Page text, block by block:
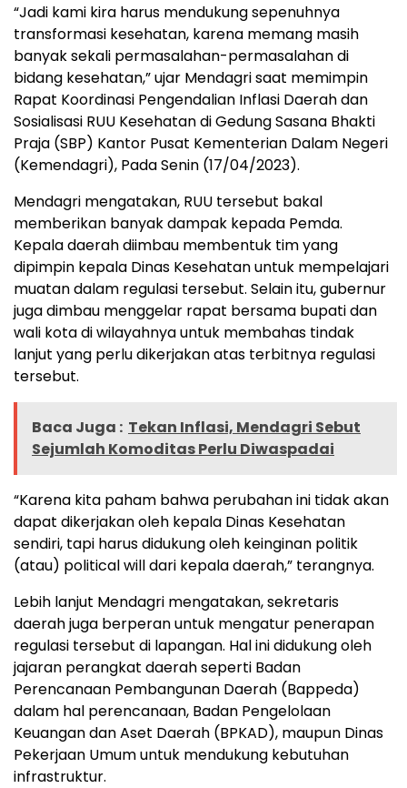
“Jadi kami kira harus mendukung sepenuhnya
transformasi kesehatan, karena memang masih
banyak sekali permasalahan-permasalahan di
bidang kesehatan,” ujar Mendagri saat memimpin
Rapat Koordinasi Pengendalian Inflasi Daerah dan
Sosialisasi RUU Kesehatan di Gedung Sasana Bhakti
Praja (SBP) Kantor Pusat Kementerian Dalam Negeri
(Kemendagri), Pada Senin (17/04/2023).
Mendagri mengatakan, RUU tersebut bakal
memberikan banyak dampak kepada Pemda.
Kepala daerah diimbau membentuk tim yang
dipimpin kepala Dinas Kesehatan untuk mempelajari
muatan dalam regulasi tersebut. Selain itu, gubernur
juga dimbau menggelar rapat bersama bupati dan
wali kota di wilayahnya untuk membahas tindak
lanjut yang perlu dikerjakan atas terbitnya regulasi
tersebut.
Baca Juga : Tekan Inflasi, Mendagri Sebut
Sejumlah Komoditas Perlu Diwaspadai
“Karena kita paham bahwa perubahan ini tidak akan
dapat dikerjakan oleh kepala Dinas Kesehatan
sendiri, tapi harus didukung oleh keinginan politik
(atau) political will dari kepala daerah,” terangnya.
Lebih lanjut Mendagri mengatakan, sekretaris
daerah juga berperan untuk mengatur penerapan
regulasi tersebut di lapangan. Hal ini didukung oleh
jajaran perangkat daerah seperti Badan
Perencanaan Pembangunan Daerah (Bappeda)
dalam hal perencanaan, Badan Pengelolaan
Keuangan dan Aset Daerah (BPKAD), maupun Dinas
Pekerjaan Umum untuk mendukung kebutuhan
infrastruktur.